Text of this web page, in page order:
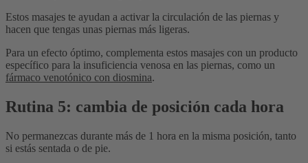
Estos masajes te ayudan a activar la circulación de las piernas y
hacen que tengas unas piernas más ligeras.
Para un efecto óptimo, complementa estos masajes con un producto
específico para la insuficiencia venosa en las piernas, como un
fármaco venotónico con diosmina.
Rutina 5: cambia de posición cada hora
No permanezcas durante más de 1 hora en la misma posición, tanto
si estás sentada o de pie.